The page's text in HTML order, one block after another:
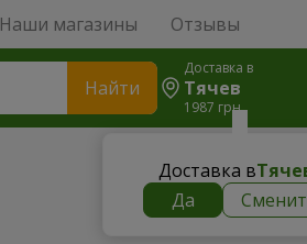
Наши магазины Отзывы
Найти
Доставка в
Тячев
1987 грн
Доставка в
Да